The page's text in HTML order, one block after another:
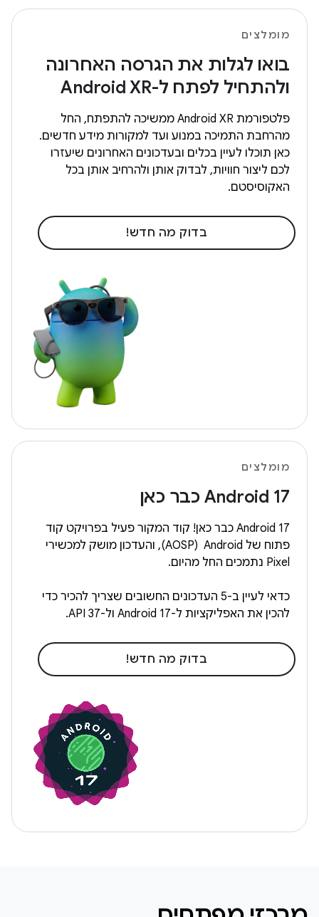
מומלצים
בואו לגלות את הגרסה האחרונה
ולהתחיל לפתח ל-Android XR
פלטפורמת Android XR ממשיכה להתפתח, החל
מהרחבת התמיכה במנוע ועד למקורות מידע חדשים.
כאן תוכלו לעיין בכלים ובעדכונים האחרונים שיעזרו
לכם ליצור חוויות, לבדוק אותן ולהרחיב אותן בכל
האקוסיסטם.
בדוק מה חדש!
מומלצים
‫Android 17 כבר כאן
‫Android 17 כבר כאן! קוד המקור פעיל בפרויקט קוד
פתוח של Android ‏ (AOSP), והעדכון מושק למכשירי
Pixel נתמכים החל מהיום.
כדאי לעיין ב-5 העדכונים החשובים שצריך להכיר כדי
להכין את האפליקציות ל-Android 17 ול-API 37.
בדוק מה חדש!